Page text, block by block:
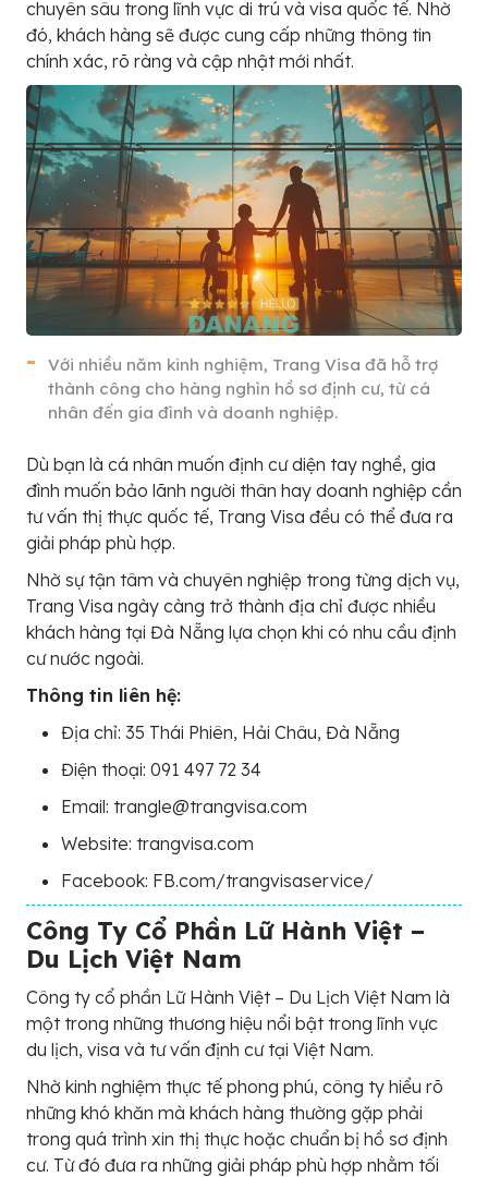
chuyên sâu trong lĩnh vực di trú và visa quốc tế. Nhờ
đó, khách hàng sẽ được cung cấp những thông tin
chính xác, rõ ràng và cập nhật mới nhất.
Với nhiều năm kinh nghiệm, Trang Visa đã hỗ trợ
thành công cho hàng nghìn hồ sơ định cư, từ cá
nhân đến gia đình và doanh nghiệp.
Dù bạn là cá nhân muốn định cư diện tay nghề, gia
đình muốn bảo lãnh người thân hay doanh nghiệp cần
tư vấn thị thực quốc tế, Trang Visa đều có thể đưa ra
giải pháp phù hợp.
Nhờ sự tận tâm và chuyên nghiệp trong từng dịch vụ,
Trang Visa ngày càng trở thành địa chỉ được nhiều
khách hàng tại Đà Nẵng lựa chọn khi có nhu cầu định
cư nước ngoài.
Thông tin liên hệ:
Địa chỉ: 35 Thái Phiên, Hải Châu, Đà Nẵng
Điện thoại: 091 497 72 34
Email: trangle@trangvisa.com
Website: trangvisa.com
Facebook: FB.com/trangvisaservice/
Công Ty Cổ Phần Lữ Hành Việt –
Du Lịch Việt Nam
Công ty cổ phần Lữ Hành Việt – Du Lịch Việt Nam là
một trong những thương hiệu nổi bật trong lĩnh vực
du lịch, visa và tư vấn định cư tại Việt Nam.
Nhờ kinh nghiệm thực tế phong phú, công ty hiểu rõ
những khó khăn mà khách hàng thường gặp phải
trong quá trình xin thị thực hoặc chuẩn bị hồ sơ định
cư. Từ đó đưa ra những giải pháp phù hợp nhằm tối